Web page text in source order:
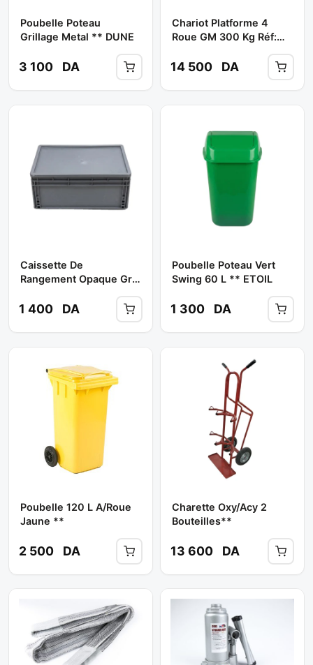
Poubelle Poteau
Grillage Metal ** DUNE
3 100 DA
Chariot Platforme 4
Roue GM 300 Kg Réf:
WWB1330 ** WADFOW
14 500 DA
Caissette De
Rangement Opaque Gris
1 400 DA
Poubelle Poteau Vert
Swing 60 L ** ETOIL
1 300 DA
Poubelle 120 L A/roue
Jaune **
2 500 DA
Charette Oxy/acy 2
Bouteilles**
13 600 DA